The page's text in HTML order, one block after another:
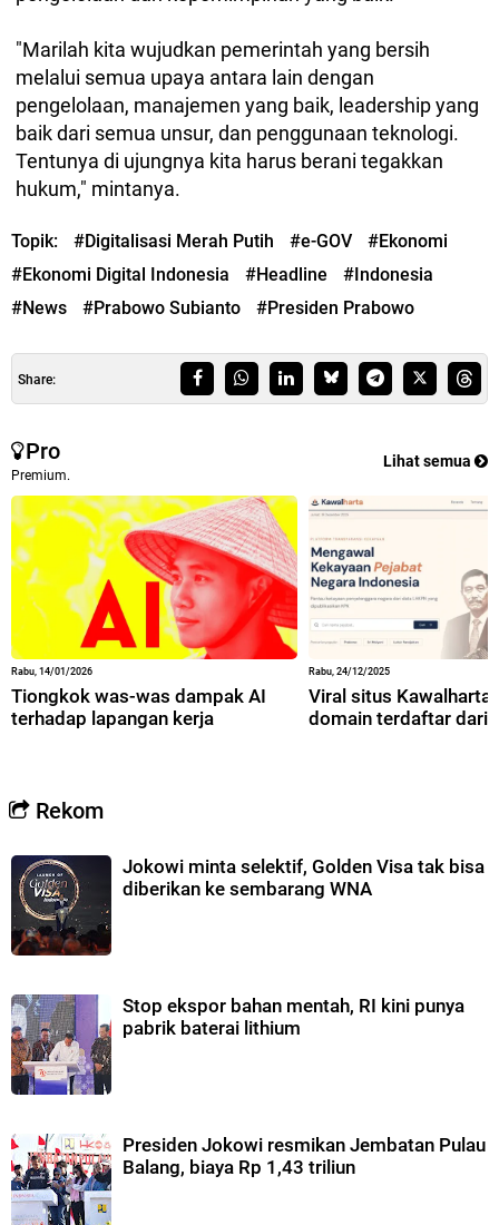
"Marilah kita wujudkan pemerintah yang bersih
melalui semua upaya antara lain dengan
pengelolaan, manajemen yang baik, leadership yang
baik dari semua unsur, dan penggunaan teknologi.
Tentunya di ujungnya kita harus berani tegakkan
hukum," mintanya.
Topik: #Digitalisasi Merah Putih #e-GOV
#Ekonomi
#Ekonomi Digital Indonesia
#Headline
#Indonesia
#News
#Prabowo Subianto #Presiden Prabowo
Share:
Pro
Premium.
Lihat semua
Rabu, 14/01/2026
Tiongkok was-was dampak AI
terhadap lapangan kerja
Rabu, 24/12/2025
Viral situs
domain terdaftar dari
Rekom
Jokowi minta selektif, Golden Visa tak bisa
diberikan ke sembarang WNA
Stop ekspor bahan mentah, RI kini punya
pabrik baterai lithium
Presiden Jokowi resmikan Jembatan Pulau
Balang, biaya Rp 1,43 triliun